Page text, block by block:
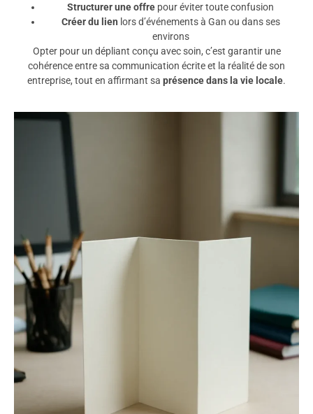
Structurer une offre pour éviter toute confusion
Créer du lien lors d’événements à Gan ou dans ses
environs
Opter pour un dépliant conçu avec soin, c’est garantir une
cohérence entre sa communication écrite et la réalité de son
entreprise, tout en affirmant sa présence dans la vie locale.